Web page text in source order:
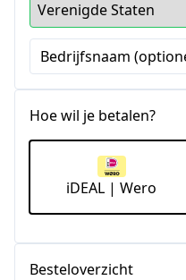
Bedrijfsnaam
Hoe wil je betalen?
iDEAL | Wero
Besteloverzicht